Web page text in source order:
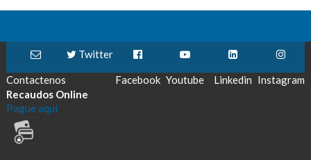
Contactenos
Twitter
Facebook Youtube Linkedin Instagram
Recaudos Online
Pague aquí